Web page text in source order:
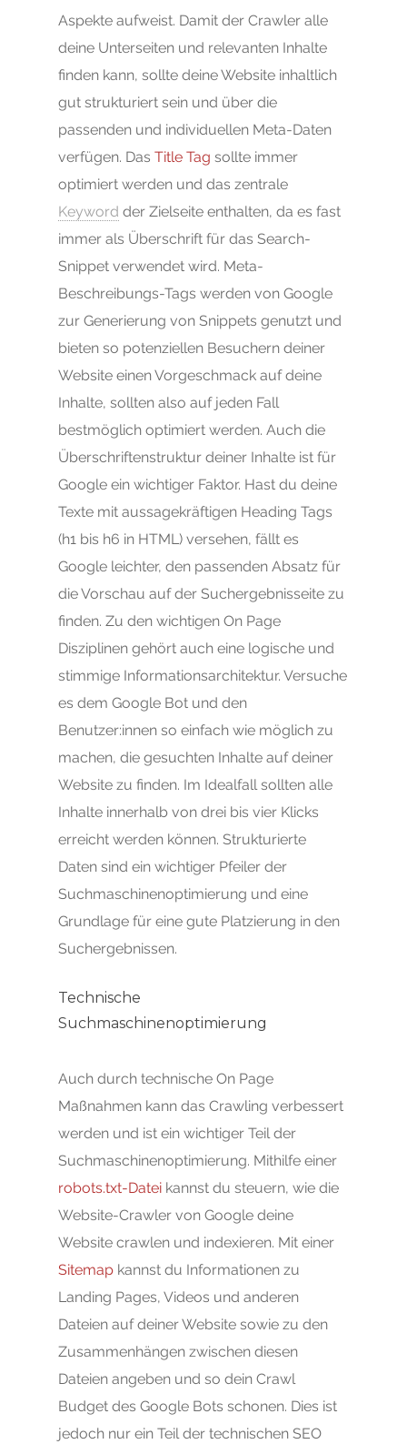
Aspekte aufweist. Damit der Crawler alle
deine Unterseiten und relevanten Inhalte
finden kann, sollte deine Website inhaltlich
gut strukturiert sein und über die
passenden und individuellen Meta-Daten
verfügen. DasTitle Tag sollte immer
optimiert werden und das zentrale
Keyword der Zielseite enthalten, da es fast
immer als Überschrift für das Search-
Snippet verwendet wird. Meta-
Beschreibungs-Tags werden von Google
zur Generierung von Snippets genutzt und
bieten so potenziellen Besuchern deiner
Website einen Vorgeschmack auf deine
Inhalte, sollten also auf jeden Fall
bestmöglich optimiert werden. Auch die
Überschriftenstruktur deiner Inhalte ist für
Google ein wichtiger Faktor. Hast du deine
Texte mit aussagekräftigen Heading Tags
(h1 bis h6 in HTML) versehen, fällt es
Google leichter, den passenden Absatz für
die Vorschau auf der Suchergebnisseite zu
finden. Zu den wichtigen On Page
Disziplinen gehört auch eine logische und
stimmige Informationsarchitektur. Versuche
es dem Google Bot und den
Benutzer:innen so einfach wie möglich zu
machen, die gesuchten Inhalte auf deiner
Website zu finden. Im Idealfall sollten alle
Inhalte innerhalb von drei bis vier Klicks
erreicht werden können. Strukturierte
Daten sind ein wichtiger Pfeiler der
Suchmaschinenoptimierung und eine
Grundlage für eine gute Platzierung in den
Suchergebnissen.
Technische
Suchmaschinenoptimierung
Auch durch technische On Page
Maßnahmen kann das Crawling verbessert
werden und ist ein wichtiger Teil der
Suchmaschinenoptimierung. Mithilfe einer
robots.txt-Datei kannst du steuern, wie die
Website-Crawler von Google deine
Website crawlen und indexieren. Mit einer
Sitemap kannst du Informationen zu
Landing Pages, Videos und anderen
Dateien auf deiner Website sowie zu den
Zusammenhängen zwischen diesen
Dateien angeben und so dein Crawl
Budget des Google Bots schonen. Dies ist
jedoch nur ein Teil der technischen SEO